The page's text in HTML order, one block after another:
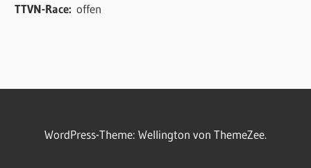
TTVN-Race:offen
WordPress-Theme: Wellington von ThemeZee.